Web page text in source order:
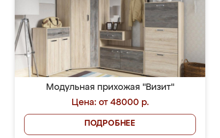
Модульная прихожая "Визит"
Цена: от 48000 р.
ПОДРОБНЕЕ